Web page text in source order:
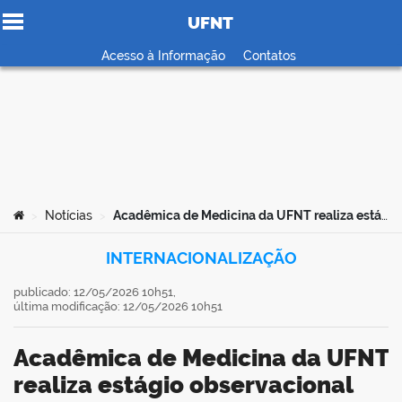
Ir para o conteúdo
UFNT
Acesso à Informação Contatos
Você está aqui:
Notícias Acadêmica de Medicina da UFNT realiza estágio observacional em hospital universitário na Suíça
INTERNACIONALIZAÇÃO
Acadêmica de Medicina da UFNT
realiza estágio observacional
publicado: 12/05/2026 10h51,
última modificação: 12/05/2026 10h51